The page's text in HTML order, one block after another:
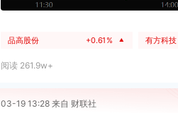
品高股份 +0.61% ▲ 有方科技
阅读 261.9w+
03-19 13:28 来自 财联社